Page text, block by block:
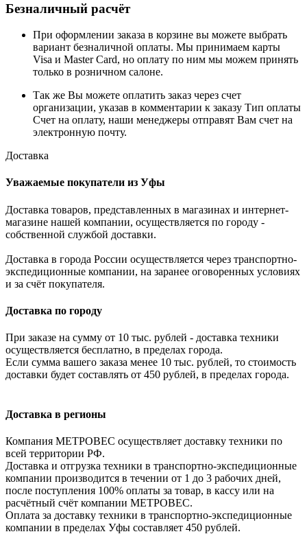
Безналичный расчёт
При оформлении заказа в корзине вы можете выбрать
вариант безналичной оплаты. Мы принимаем карты
Visa и Master Card, но оплату по ним мы можем принять
только в розничном салоне.
Так же Вы можете оплатить заказ через счет
организации, указав в комментарии к заказу Тип оплаты
Счет на оплату, наши менеджеры отправят Вам счет на
электронную почту.
Доставка
Уважаемые покупатели из Уфы
Доставка товаров, представленных в магазинах и интернет-
магазине нашей компании, осуществляется по городу -
собственной службой доставки.
Доставка в города России осуществляется через транспортно-
экспедиционные компании, на заранее оговоренных условиях
и за счёт покупателя.
Доставка по городу
При заказе на сумму от 10 тыс. рублей - доставка техники
осуществляется бесплатно, в пределах города.
Если сумма вашего заказа менее 10 тыс. рублей, то стоимость
доставки будет составлять от 450 рублей, в пределах города.
Доставка в регионы
Компания МЕТРОВЕС осуществляет доставку техники по
всей территории РФ.
Доставка и отгрузка техники в транспортно-экспедиционные
компании производится в течении от 1 до 3 рабочих дней,
после поступления 100% оплаты за товар, в кассу или на
расчётный счёт компании МЕТРОВЕС.
Оплата за доставку техники в транспортно-экспедиционные
компании в пределах Уфы составляет 450 рублей.